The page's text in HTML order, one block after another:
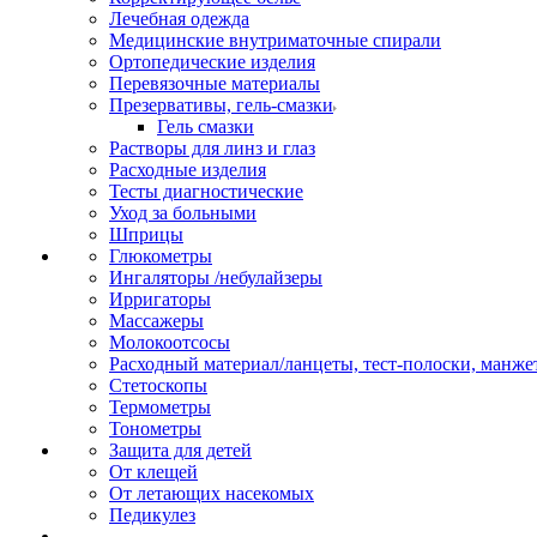
Лечебная одежда
Медицинские внутриматочные спирали
Ортопедические изделия
Перевязочные материалы
Презервативы, гель-смазки
Гель смазки
Растворы для линз и глаз
Расходные изделия
Тесты диагностические
Уход за больными
Шприцы
Глюкометры
Ингаляторы /небулайзеры
Ирригаторы
Массажеры
Молокоотсосы
Расходный материал/ланцеты, тест-полоски,
Стетоскопы
Термометры
Тонометры
Защита для детей
От клещей
От летающих насекомых
Педикулез